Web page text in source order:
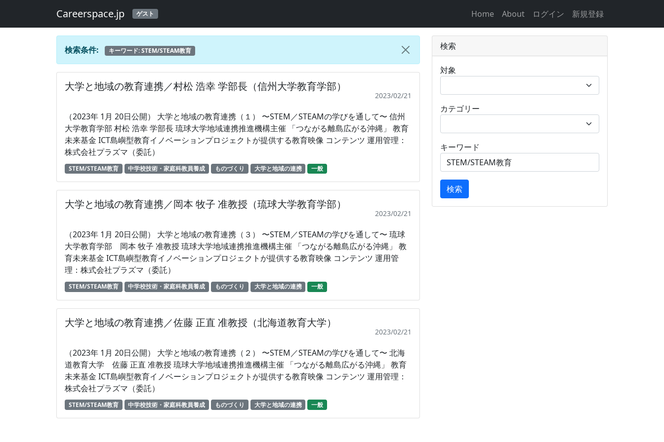
Careerspace.jp ゲスト Home About ログイン 新規登録
検索条件: キーワード: STEM/STEAM教育
大学と地域の教育連携／村松 浩幸 学部長（信州大学教育学部）
2023/02/21
（2023年 1月 20日公開） 大学と地域の教育連携（１） 〜STEM／STEAMの学びを通して〜 信州
大学教育学部 村松 浩幸 学部長 琉球大学地域連携推進機構主催 「つながる離島広がる沖縄」 教育
未来基金 ICT島嶼型教育イノベーションプロジェクトが提供する教育映像 コンテンツ 運用管理：
株式会社プラズマ（委託）
STEM/STEAM教育 中学校技術・家庭科教員養成 ものづくり 大学と地域の連携 一般
大学と地域の教育連携／岡本 牧子 准教授（琉球大学教育学部）
2023/02/21
（2023年 1月 20日公開） 大学と地域の教育連携（３） 〜STEM／STEAMの学びを通して〜 琉球
大学教育学部 岡本 牧子 准教授 琉球大学地域連携推進機構主催 「つながる離島広がる沖縄」 教
育未来基金 ICT島嶼型教育イノベーションプロジェクトが提供する教育映像 コンテンツ 運用管
理：株式会社プラズマ（委託）
STEM/STEAM教育 中学校技術・家庭科教員養成 ものづくり 大学と地域の連携 一般
大学と地域の教育連携／佐藤 正直 准教授（北海道教育大学）
2023/02/21
（2023年 1月 20日公開） 大学と地域の教育連携（２） 〜STEM／STEAMの学びを通して〜 北海
道教育大学 佐藤 正直 准教授 琉球大学地域連携推進機構主催 「つながる離島広がる沖縄」 教育
未来基金 ICT島嶼型教育イノベーションプロジェクトが提供する教育映像 コンテンツ 運用管理：
株式会社プラズマ（委託）
STEM/STEAM教育 中学校技術・家庭科教員養成 ものづくり 大学と地域の連携 一般
検索
対象
カテゴリー
キーワード
検索